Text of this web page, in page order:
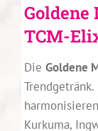
TCM-
Die Goldene
Kurkuma,